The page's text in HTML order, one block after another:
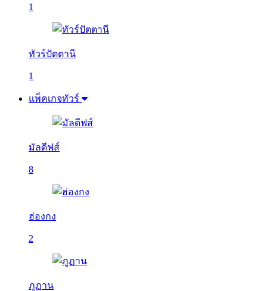
1
ทัวร์ปัตตานี
1
แพ็คเกจทัวร์
มัลดีฟส์
8
ฮ่องกง
2
ภูฏาน